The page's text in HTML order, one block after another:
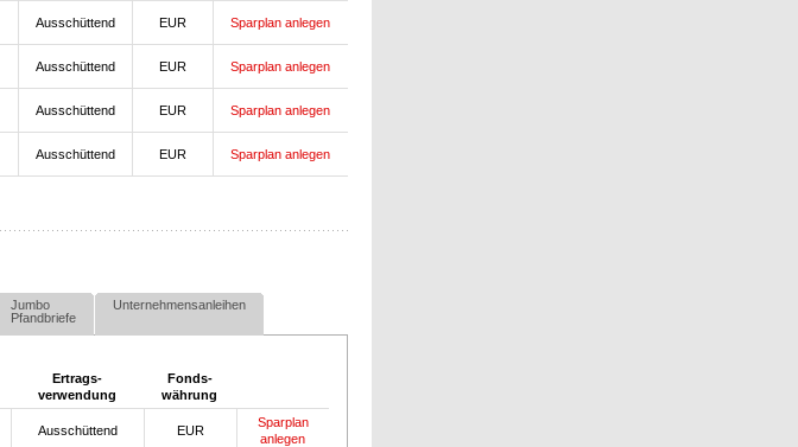
Ausschüttend EUR Sparplan anlegen
Ausschüttend EUR Sparplan anlegen
Ausschüttend EUR Sparplan anlegen
Ausschüttend EUR Sparplan anlegen
Jumbo
Pfandbriefe
Unternehmensanleihen
Ertrags-
verwendung
Fonds-
währung
Ausschüttend EUR
Sparplan
anlegen